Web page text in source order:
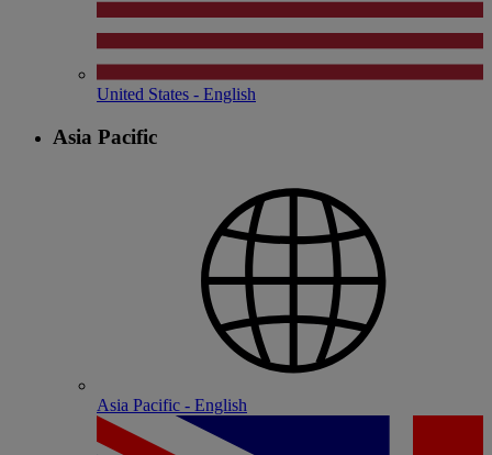
United States - English
Asia Pacific
Asia Pacific - English